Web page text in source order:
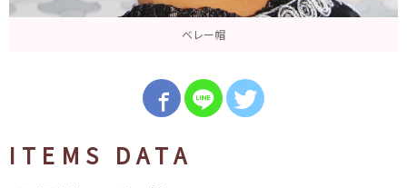
ベレー帽
ITEMS DATA